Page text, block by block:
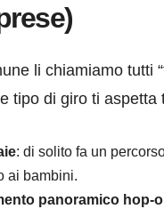
li chiamiamo tutti
tipo di giro ti
: di solito fa un
ai bambini.
panoramico hop-